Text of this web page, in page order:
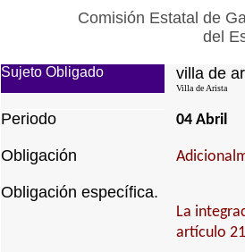
Comisión Estatal de
del
Sujeto Obligado villa de
Villa de Arista
Periodo 04 Abril
Obligación
Obligación específica.
La
artículo